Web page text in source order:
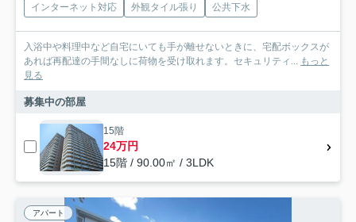
インターネット対応
外観タイル張り 公共下水
入浴中や料理中など自宅にいても手が離せないときに、宅配ボックスが
あれば再配達の手間なしに荷物を受け取れます。セキュリティ...
もっと
見る
募集中の部屋
15階
24万円
15階 / 90.00㎡ / 3LDK
アパート